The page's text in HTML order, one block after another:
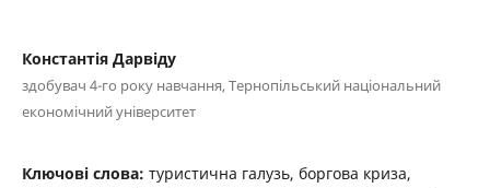
Константія Дарвіду
здобувач 4-го року навчання, Тернопільський національний
економічний університет
Ключові слова: туристична галузь, боргова криза,